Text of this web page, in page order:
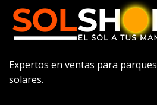
Expertos en ventas para parques
solares.